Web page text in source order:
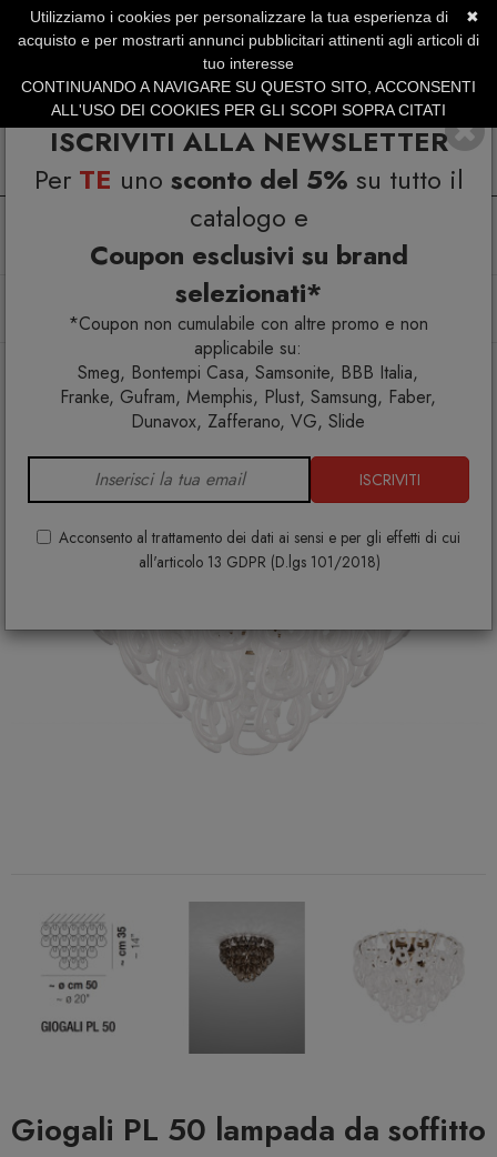
ISCRIVITI ALLA NEWSLETTER
Per TE uno sconto del 5% su tutto il
catalogo e
Coupon esclusivi su brand
selezionati*
*Coupon non cumulabile con altre promo e non
applicabile su:
Smeg, Bontempi Casa, Samsonite, BBB Italia,
Franke, Gufram, Memphis, Plust, Samsung, Faber,
Dunavox, Zafferano, VG, Slide
ISCRIVITI
Acconsento al trattamento dei dati ai sensi e per gli effetti di cui
all'articolo 13 GDPR (D.lgs 101/2018)
SERVIZIO CLIENTI +39.0773.470.562
SUMMER SALES | Fino al 31 Agosto
Illuminazione
Lampade da soffitto
Giogali PL 50 lampada da soffitto
Giogali PL 50 lampada da soffitto
✖
Utilizziamo i cookies per personalizzare la tua esperienza di
acquisto e per mostrarti annunci pubblicitari attinenti agli articoli di
tuo interesse
CONTINUANDO A NAVIGARE SU QUESTO SITO, ACCONSENTI
ALL'USO DEI COOKIES PER GLI SCOPI SOPRA CITATI